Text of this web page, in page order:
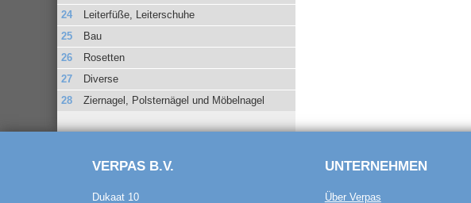
Leiterfüße, Leiterschuhe
Bau
Rosetten
Diverse
Ziernagel, Polsternägel und Möbelnagel
VERPAS B.V.
Dukaat 10
UNTERNEHMEN
Über Verpas